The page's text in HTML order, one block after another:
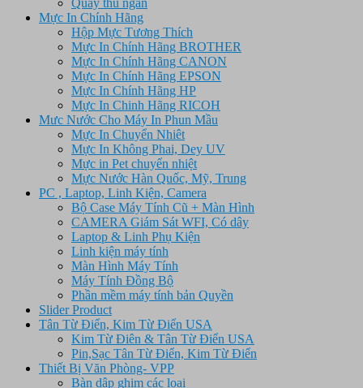
Mực In Chính Hãng
Hộp Mực Tương Thích
Mực In Chính Hãng BROTHER
Mực In Chính Hãng CANON
Mực In Chính Hãng EPSON
Mực In Chính Hãng HP
Mực In Chinh Hãng RICOH
Mưc Nước Cho Máy In Phun Mầu
Mực In Chuyển Nhiêt
Mực In Không Phai, Dey UV
Mực in Pet chuyển nhiệt
Mực Nước Hàn Quốc, Mỹ, Trung
PC , Laptop, Linh Kiện, Camera
Bộ Case Máy Tính Cũ + Màn Hình
CAMERA Giám Sát WFI, Có dây
Laptop & Linh Phụ Kiện
Linh kiện máy tính
Màn Hình Máy Tính
Máy Tính Đồng Bộ
Phần mềm máy tính bản Quyền
Slider Product
Tân Từ Điển, Kim Từ Điển USA
Kim Từ Điên & Tân Từ Điển USA
Pin,Sạc Tân Từ Điển, Kim Từ Điển
Thiết Bị Văn Phòng- VPP
Bàn dập ghim các loại